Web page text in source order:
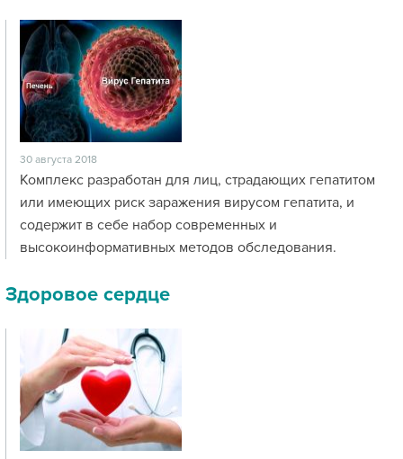
30 августа 2018
Комплекс разработан для лиц, страдающих гепатитом
или имеющих риск заражения вирусом гепатита, и
содержит в себе набор современных и
высокоинформативных методов обследования.
Здоровое сердце